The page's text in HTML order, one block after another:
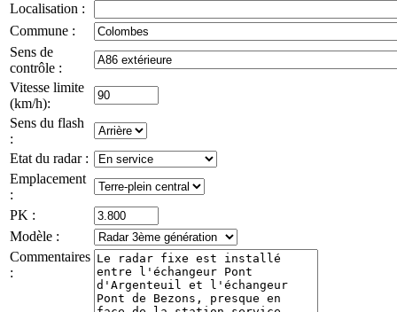
Localisation :
Commune :
Sens de
contrôle :
Vitesse limite
(km/h):
Sens du flash
:
Etat du radar :
Emplacement
:
PK :
Modèle :
Commentaires
: